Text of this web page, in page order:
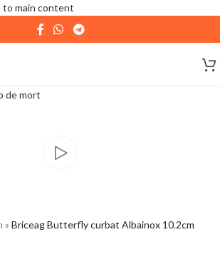
to main content
livrari|In perioada11 August - 18
multumim pentru intelegere!
» Briceag Butterfly curbat Albainox 10.2cm